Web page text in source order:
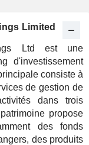
Limited
Ltd est une
d'investissement
consiste à
de gestion de
dans trois
propose
des fonds
des produits